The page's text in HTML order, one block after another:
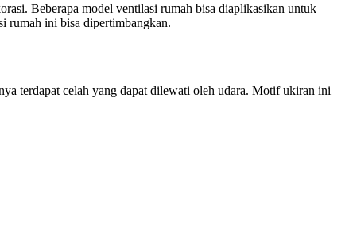
Beberapa model ventilasi rumah bisa diaplikasikan untuk
rumah ini bisa dipertimbangkan.
terdapat celah yang dapat dilewati oleh udara. Motif ukiran ini